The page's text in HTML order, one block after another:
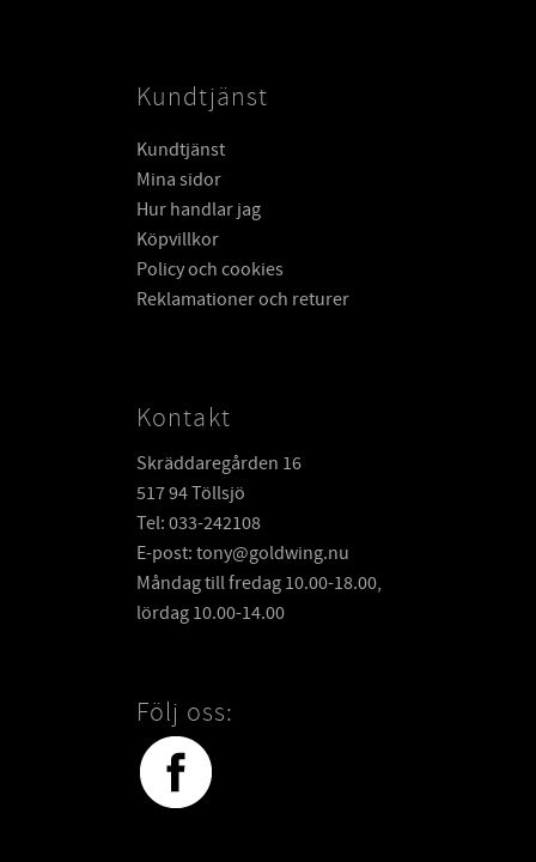
Kundtjänst
Kundtjänst
Mina sidor
Hur handlar jag
Köpvillkor
Policy och cookies
Reklamationer och returer
Kontakt
Skräddaregården 16
517 94 Töllsjö
Tel: 033-242108
E-post: tony@goldwing.nu
Måndag till fredag 10.00-18.00,
lördag 10.00-14.00
Följ oss: